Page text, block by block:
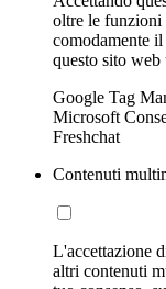
oltre le funzioni
comodamente
questo sito
Google Tag
Microsoft
Freshchat
Contenuti
L'accettazione
altri contenuti